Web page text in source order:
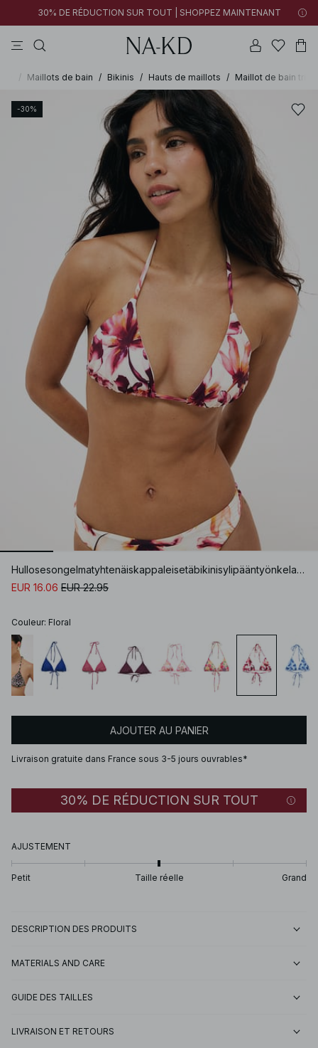
30% DE RÉDUCTION SUR TOUT | SHOPPEZ MAINTENANT
/ Maillots de bain / Bikinis / Hauts de maillots / Maillot de bain
-30%
Hullosesongelmatyhtenäiskappaleisetäbikinisylipääntyönkelaoppäälle
EUR 16.06 EUR 22.95
Couleur: Floral
AJOUTER AU PANIER
Livraison gratuite dans France sous 3-5 jours ouvrables*
30% DE RÉDUCTION SUR TOUT
AJUSTEMENT
Petit Taille réelle Grand
DESCRIPTION DES PRODUITS
MATERIALS AND CARE
GUIDE DES TAILLES
LIVRAISON ET RETOURS